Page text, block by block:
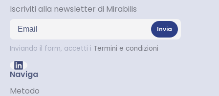
Iscriviti alla newsletter di Mirabilis
Indirizzo email
Invia
Inviando il form, accetti i Termini e condizioni
Naviga
Metodo